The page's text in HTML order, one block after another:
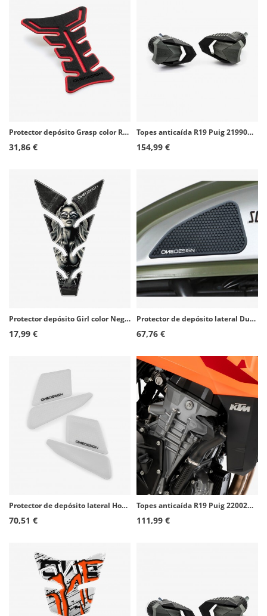
Protector depósito Grasp color Rojo de Puig 21834R
31,86 €
Topes anticaída R19 Puig 21990N para Honda CBR650R (24-26)
154,99 €
Protector depósito Girl color Negro de Puig 21434N
17,99 €
Protector de depósito lateral Ducati Scrambler 1100/Cafe Racer/Classic/Desert Sled/Full Throttle/Icon/Sixty2 color Negro de Puig
67,76 €
Protector de depósito lateral Honda CB500X (16-23) color Transparente de Puig 21684W
70,51 €
Topes anticaída R19 Puig 22002N para KTM 990 Duke (24-26)
111,99 €